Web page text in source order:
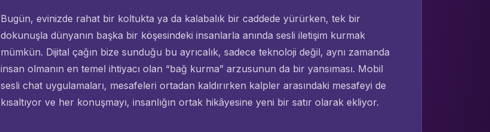
Bugün, evinizde rahat bir koltukta ya da kalabalık bir caddede yürürken, tek bir
dokunuşla dünyanın başka bir köşesindeki insanlarla anında sesli iletişim kurmak
mümkün. Dijital çağın bize sunduğu bu ayrıcalık, sadece teknoloji değil, aynı zamanda
insan olmanın en temel ihtiyacı olan “bağ kurma” arzusunun da bir yansıması. Mobil
sesli chat uygulamaları, mesafeleri ortadan kaldırırken kalpler arasındaki mesafeyi de
kısaltıyor ve her konuşmayı, insanlığın ortak hikâyesine yeni bir satır olarak ekliyor.